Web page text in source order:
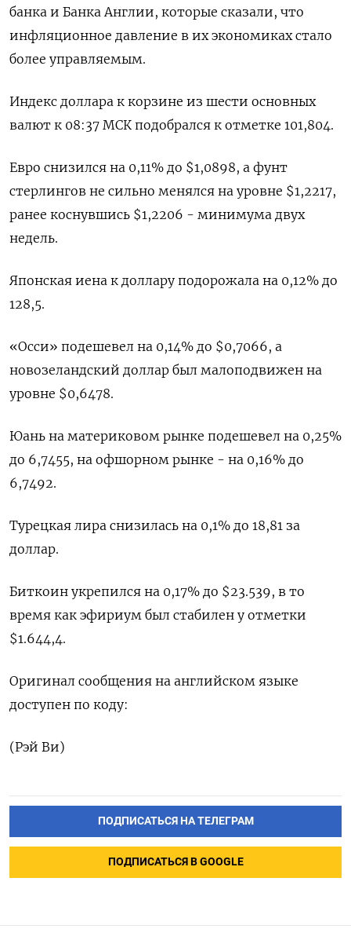
банка и Банка Англии, которые сказали, что
инфляционное давление в их экономиках стало
более управляемым.
Индекс доллара к корзине из шести основных
валют к 08:37 МСК подобрался к отметке 101,804​.
Евро снизился на 0,11% до $1,0898​, а фунт
стерлингов не сильно менялся на уровне $1,2217​,
ранее коснувшись $1,2206 - минимума двух
недель.
Японская иена к доллару подорожала на 0,12%​ до
128,5.
«Осси» подешевел на 0,14% до $0,7066​, а
новозеландский доллар был малоподвижен на
уровне $0,6478​.
Юань на материковом рынке подешевел на 0,25%
до 6,7455​, на офшорном рынке - на 0,16% до
6,7492.
Турецкая лира снизилась на 0,1% до 18,81 за
доллар.
Биткоин укрепился на 0,17% до $23.539, в то
время как эфириум был стабилен у отметки
$1.644,4.
Оригинал сообщения на английском языке
доступен по коду:
(Рэй Ви)
ПОДПИСАТЬСЯ НА ТЕЛЕГРАМ
ПОДПИСАТЬСЯ В GOOGLE